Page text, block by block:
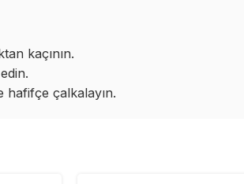
kaçının.
hafifçe çalkalayın.